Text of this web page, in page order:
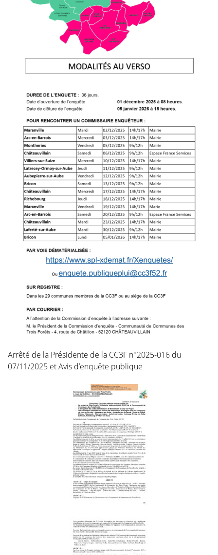
Arrêté de la Présidente de la CC3F n°2025-016 du
07/11/2025 et Avis d’enquête publique